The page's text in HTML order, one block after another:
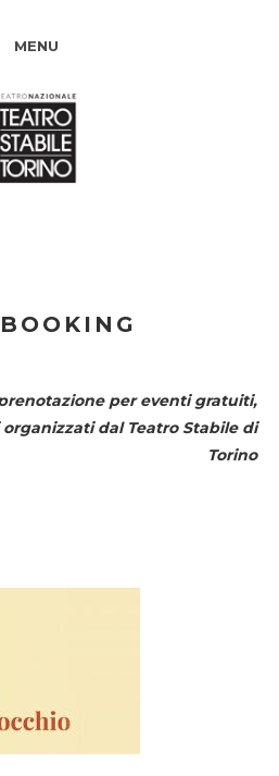
MENU
per eventi gratuiti,
dal Teatro Stabile di
Torino